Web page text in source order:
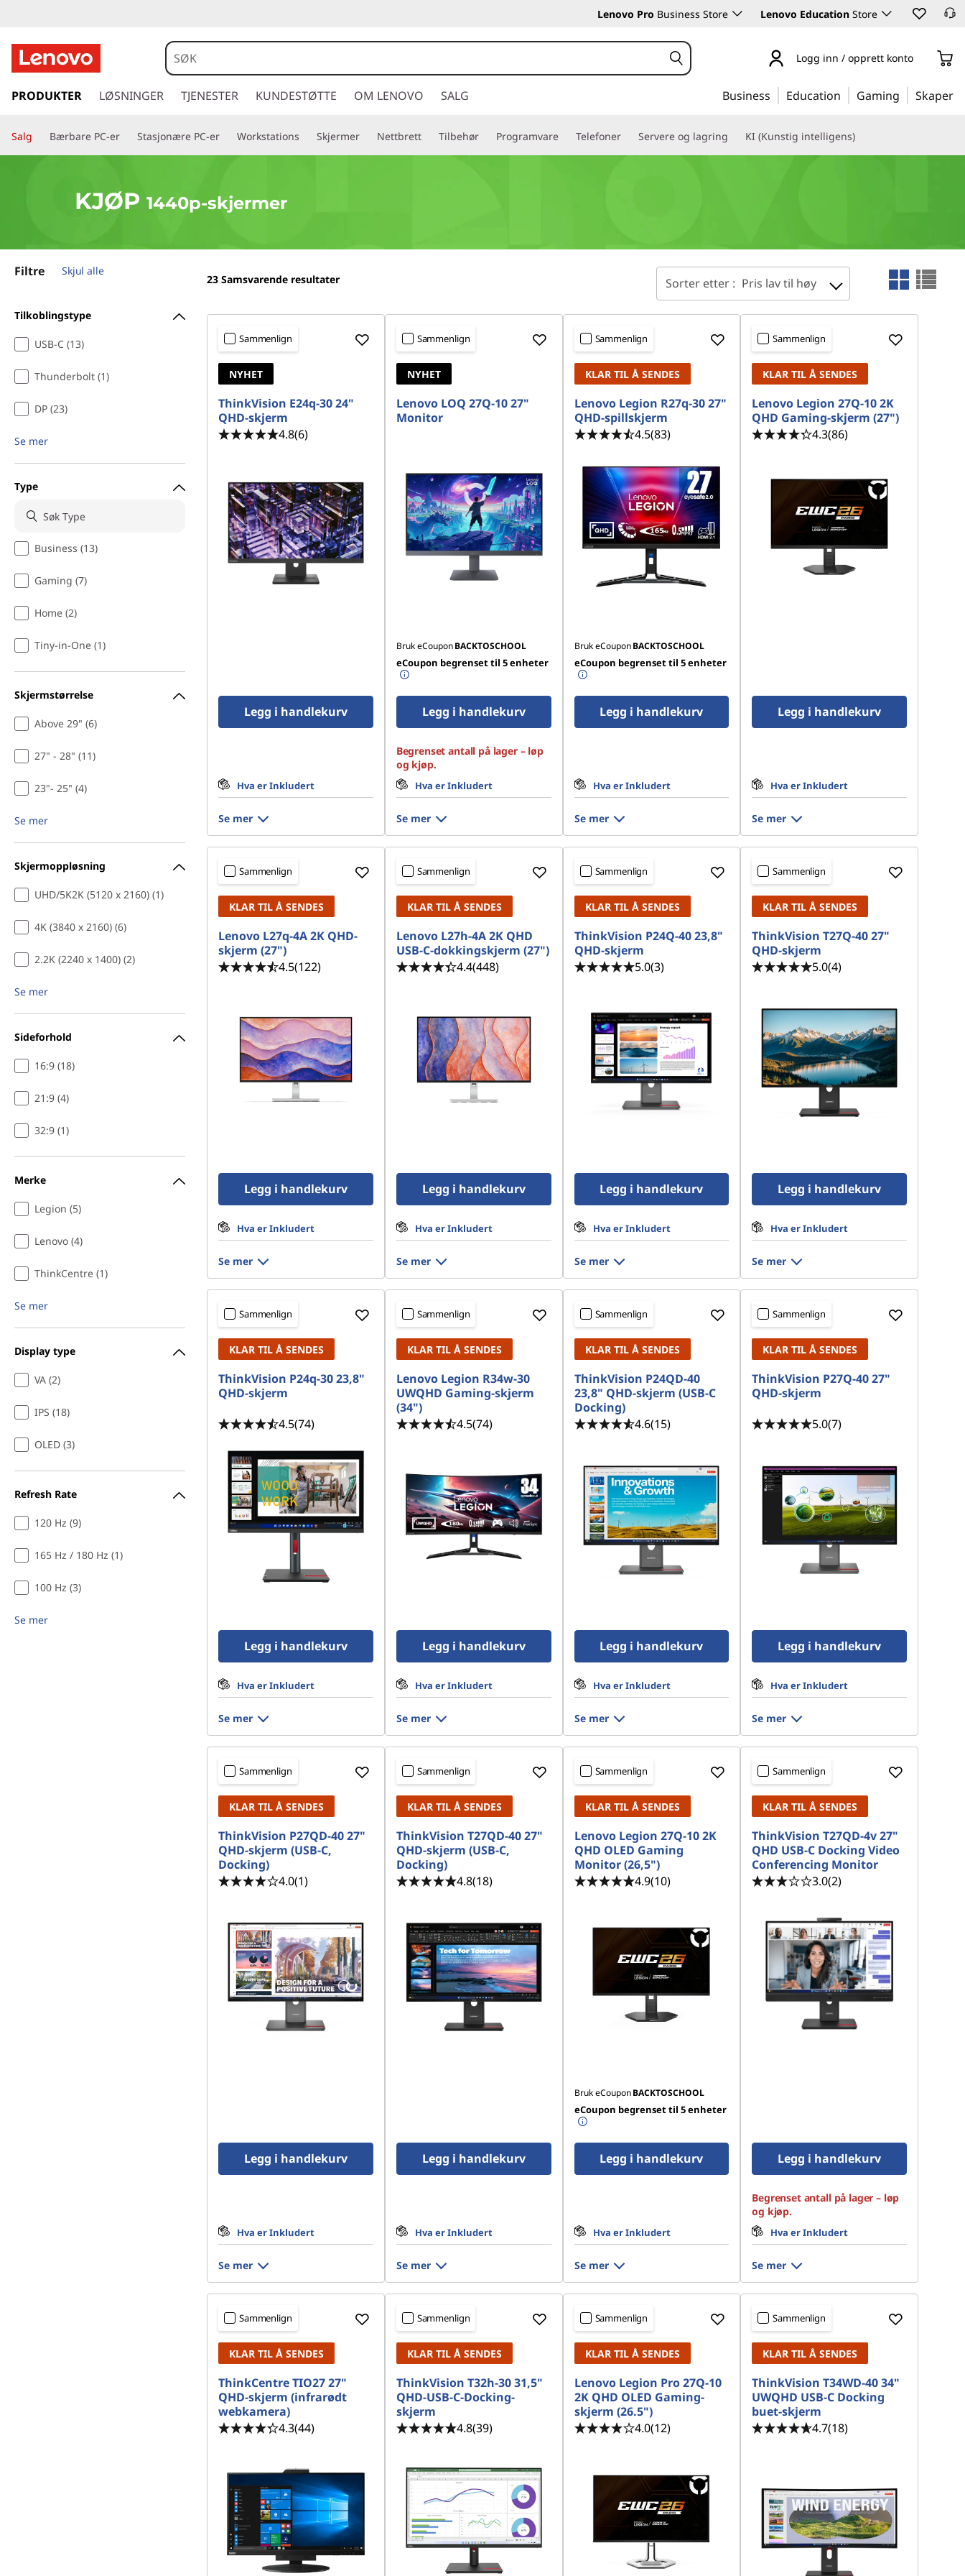
e
e
H
n
n
Lenovo Pro Business Store Lenovo Education Store
å
l
h
n
n
Logg inn / opprett konto
PRODUKTER LØSNINGER TJENESTER KUNDESTØTTE OM LENOVO SALG Business Education Gaming Skaper
Salg Bærbare PC-er Stasjonære PC-er Workstations Skjermer Nettbrett Tilbehør Programvare Telefoner Servere og lagring KI (Kunstig intelligens)
KJØP 1440p-skjermer
Filtre Skjul alle
Tilkoblingstype
USB-C (13)
Thunderbolt (1)
DP (23)
Se mer
Type
Business (13)
Gaming (7)
Home (2)
Tiny-in-One (1)
Skjermstørrelse
Above 29" (6)
27" - 28" (11)
23"- 25" (4)
Se mer
Skjermoppløsning
UHD/5K2K (5120 x 2160) (1)
4K (3840 x 2160) (6)
2.2K (2240 x 1400) (2)
Se mer
Sideforhold
16:9 (18)
21:9 (4)
32:9 (1)
Merke
Legion (5)
Lenovo (4)
ThinkCentre (1)
Se mer
Display type
VA (2)
IPS (18)
OLED (3)
Refresh Rate
120 Hz (9)
165 Hz / 180 Hz (1)
100 Hz (3)
Se mer
23 Samsvarende resultater Sorter etter : Pris lav til høy
Sammenlign
NYHET
ThinkVision E24q-30 24"
QHD-skjerm
4.8(6)
Legg i handlekurv
Hva er Inkludert
Se mer
Sammenlign
NYHET
Lenovo LOQ 27Q-10 27"
Monitor
Bruk eCouponBACKTOSCHOOL
eCoupon begrenset til 5 enheter
Legg i handlekurv
Begrenset antall på lager – løp
og kjøp.
Hva er Inkludert
Se mer
Sammenlign
KLAR TIL Å SENDES
Lenovo Legion R27q-30 27"
QHD-spillskjerm
4.5(83)
Bruk eCoupon BACKTOSCHOOL
eCoupon begrenset til 5 enheter
Legg i handlekurv
Hva er Inkludert
Se mer
Sammenlign
KLAR TIL Å SENDES
Lenovo Legion 27Q-10 2K
QHD Gaming-skjerm (27")
4.3(86)
Legg i handlekurv
Hva er Inkludert
Se mer
Sammenlign
KLAR TIL Å SENDES
Lenovo L27q-4A 2K QHD-
skjerm (27")
4.5(122)
Legg i handlekurv
Hva er Inkludert
Se mer
Sammenlign
KLAR TIL Å SENDES
Lenovo L27h-4A 2K QHD
USB-C-dokkingskjerm (27")
4.4(448)
Legg i handlekurv
Hva er Inkludert
Se mer
Sammenlign
KLAR TIL Å SENDES
ThinkVision P24Q-40 23,8"
QHD-skjerm
5.0(3)
Legg i handlekurv
Hva er Inkludert
Se mer
Sammenlign
KLAR TIL Å SENDES
ThinkVision T27Q-40 27"
QHD-skjerm
5.0(4)
Legg i handlekurv
Hva er Inkludert
Se mer
Sammenlign
KLAR TIL Å SENDES
ThinkVision P24q-30 23,8"
QHD-skjerm
4.5(74)
Legg i handlekurv
Hva er Inkludert
Se mer
Sammenlign
KLAR TIL Å SENDES
Lenovo Legion R34w-30
UWQHD Gaming-skjerm
(34")
4.5(74)
Legg i handlekurv
Hva er Inkludert
Se mer
Sammenlign
KLAR TIL Å SENDES
ThinkVision P24QD-40
23,8" QHD-skjerm (USB-C
Docking)
4.6(15)
Legg i handlekurv
Hva er Inkludert
Se mer
Sammenlign
KLAR TIL Å SENDES
ThinkVision P27Q-40 27"
QHD-skjerm
5.0(7)
Legg i handlekurv
Hva er Inkludert
Se mer
Sammenlign
KLAR TIL Å SENDES
ThinkVision P27QD-40 27"
QHD-skjerm (USB-C,
Docking)
4.0(1)
Legg i handlekurv
Hva er Inkludert
Se mer
Sammenlign
KLAR TIL Å SENDES
ThinkVision T27QD-40 27"
QHD-skjerm (USB-C,
Docking)
4.8(18)
Legg i handlekurv
Hva er Inkludert
Se mer
Sammenlign
KLAR TIL Å SENDES
Lenovo Legion 27Q-10 2K
QHD OLED Gaming
Monitor (26,5")
4.9(10)
Bruk eCoupon BACKTOSCHOOL
eCoupon begrenset til 5 enheter
Legg i handlekurv
Hva er Inkludert
Se mer
Sammenlign
KLAR TIL Å SENDES
ThinkVision T27QD-4v 27"
QHD USB-C Docking Video
Conferencing Monitor
3.0(2)
Legg i handlekurv
Begrenset antall på lager – løp
og kjøp.
Hva er Inkludert
Se mer
Sammenlign
KLAR TIL Å SENDES
ThinkCentre TIO27 27"
QHD-skjerm (infrarødt
webkamera)
4.3(44)
Sammenlign
KLAR TIL Å SENDES
ThinkVision T32h-30 31,5"
QHD-USB-C-Docking-
skjerm
4.8(39)
Sammenlign
KLAR TIL Å SENDES
Lenovo Legion Pro 27Q-10
2K QHD OLED Gaming-
skjerm (26.5")
4.0(12)
Sammenlign
KLAR TIL Å SENDES
ThinkVision T34WD-40 34"
UWQHD USB-C Docking
buet-skjerm
4.7(18)